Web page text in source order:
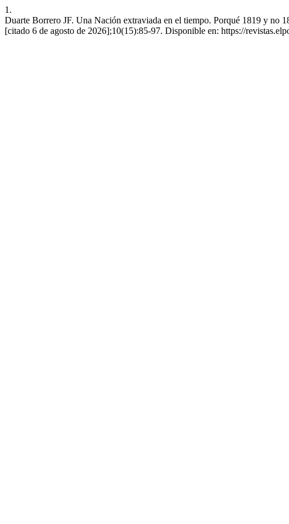
1.
Duarte Borrero JF. Una Nación extraviada en el tiempo. Porqué 1819 y
[citado 6 de agosto de 2026];10(15):85-97. Disponible en: https://